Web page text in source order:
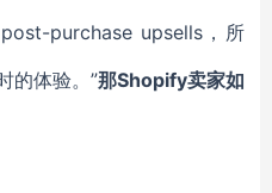
purchase upsells，所
的体验。”那Shopify卖家如